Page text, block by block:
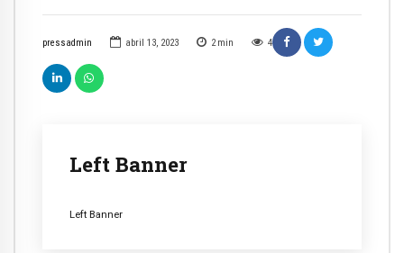
pressadmin abril 13, 2023 2 min 4
Left Banner
Left Banner